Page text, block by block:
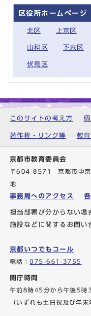
区役所ホームページ
北区 上京区
山科区 下京区
伏見区
このサイトの考え方
著作権・リンク等 教
京都市教育委員会
〒604-8571 京都市中京
地
事務局へのアクセス
担当部署が分からない場
施設などに関するお問い
京都いつでもコール
電話：075-661-3755
開庁時間
午前8時45分から午後5時
（いずれも土日祝及び年末